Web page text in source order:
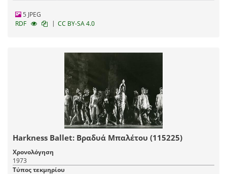
5 JPEG
RDF
| CC BY-SA 4.0
Harkness Ballet: Βραδυά Μπαλέτου (115225)
Χρονολόγηση
1973
Τύπος τεκμηρίου